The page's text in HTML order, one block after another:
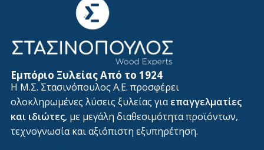
Εμπόριο Ξυλείας Από το 1924
Η Μ.Σ. Στασινόπουλος Α.Ε. προσφέρει
ολοκληρωμένες λύσεις ξυλείας γιαεπαγγελματίες
και ιδιώτες, με μεγάλη διαθεσιμότητα προϊόντων,
τεχνογνωσία και αξιόπιστη εξυπηρέτηση.